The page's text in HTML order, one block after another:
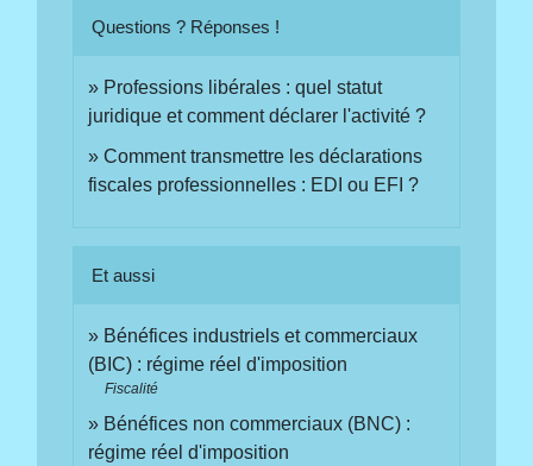
Questions ? Réponses !
Professions libérales : quel statut
juridique et comment déclarer l'activité ?
Comment transmettre les déclarations
fiscales professionnelles : EDI ou EFI ?
Et aussi
Bénéfices industriels et commerciaux
(BIC) : régime réel d'imposition
Fiscalité
Bénéfices non commerciaux (BNC) :
régime réel d'imposition